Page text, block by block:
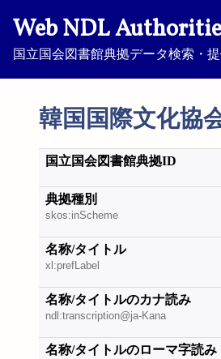
Web NDL
国立国会図書館典拠データ検索・
韓国国際文化協
国立国会図書館典拠ID
典拠種別
skos:inScheme
名称/タイトル
xl:prefLabel
名称/タイトルのカナ読み
ndl:transcription@ja-Kana
名称/タイトルのローマ字読み